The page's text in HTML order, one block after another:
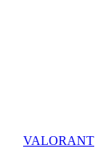
VALORANT